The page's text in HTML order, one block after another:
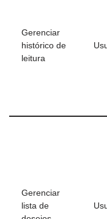
Gerenciar
histórico de
leitura
Gerenciar
lista de